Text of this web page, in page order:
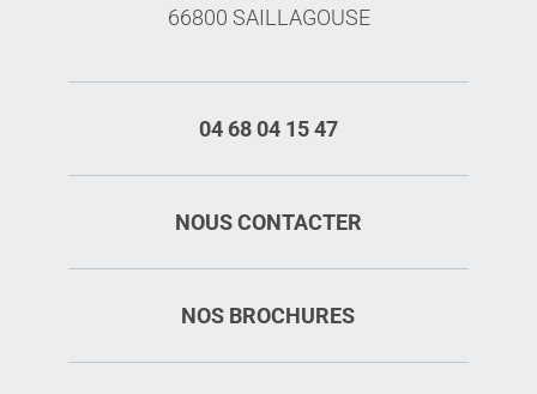
66800 SAILLAGOUSE
04 68 04 15 47
NOUS CONTACTER
NOS BROCHURES